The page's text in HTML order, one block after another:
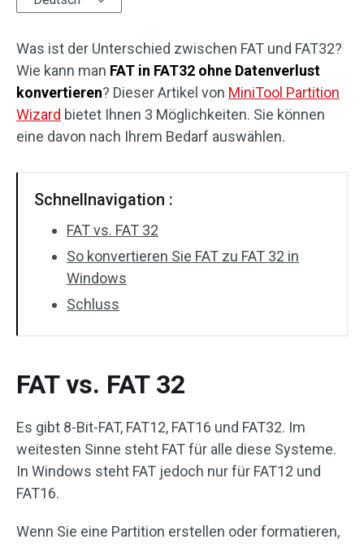
Was ist der Unterschied zwischen FAT und FAT32?
Wie kann man FAT in FAT32 ohne Datenverlust
konvertieren? Dieser Artikel von MiniTool Partition
Wizard bietet Ihnen 3 Möglichkeiten. Sie können
eine davon nach Ihrem Bedarf auswählen.
Schnellnavigation :
FAT vs. FAT 32
So konvertieren Sie FAT zu FAT 32 in
Windows
Schluss
FAT vs. FAT 32
Es gibt 8-Bit-FAT, FAT12, FAT16 und FAT32. Im
weitesten Sinne steht FAT für alle diese Systeme.
In Windows steht FAT jedoch nur für FAT12 und
FAT16.
Wenn Sie eine Partition erstellen oder formatieren,